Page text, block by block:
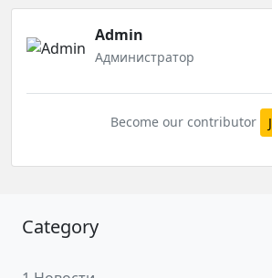
Admin
Администратор
Become our contributor
Category